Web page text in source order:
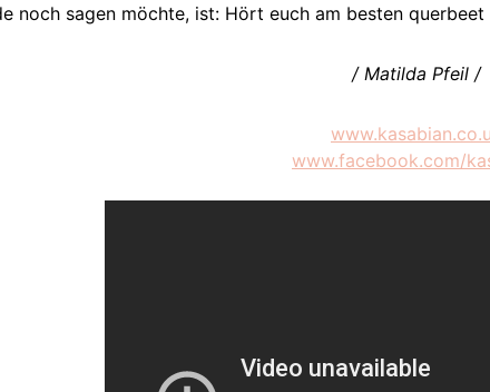
noch sagen möchte, ist: Hört euch am besten
/ Matilda Pfeil /
www.facebook.com/